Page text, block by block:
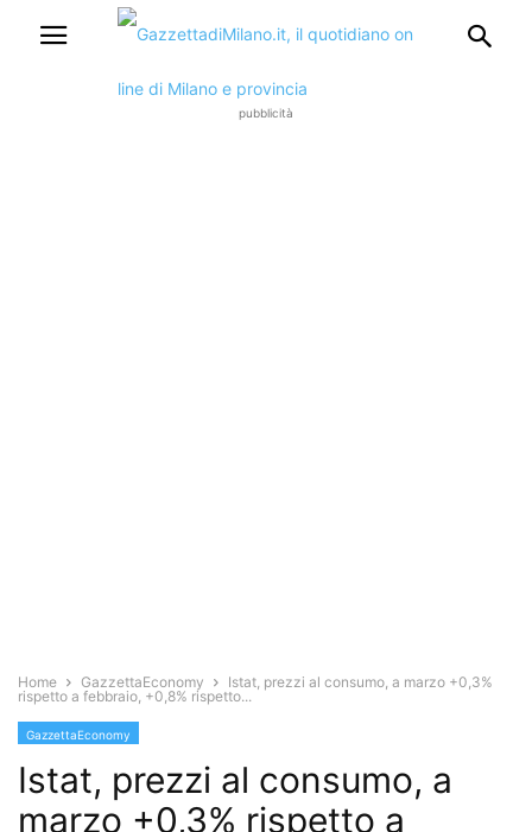
pubblicità
Home GazzettaEconomy
Istat, prezzi al consumo, a marzo +0,3%
rispetto a febbraio, +0,8% rispetto...
GazzettaEconomy
Istat, prezzi al consumo, a
marzo +0,3% rispetto a